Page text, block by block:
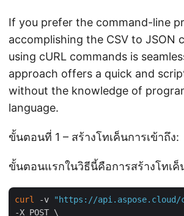
If you prefer the command-line
accomplishing the CSV to JSON
using cURL commands is
approach offers a quick and
without the knowledge of
language.
ขั้นตอนที่ 1 – สร้างโทเค็นการเข้าถึง:
ขั้นตอนแรกในวิธีนี้คือการสร้างโทเค็
curl -v "https://api.aspose.cloud/
-X POST \